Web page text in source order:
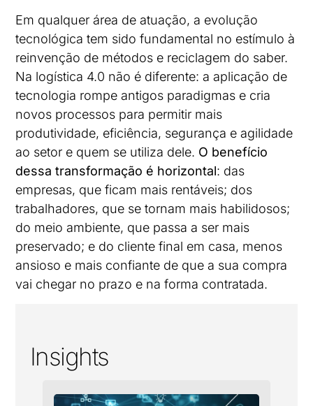
Em qualquer área de atuação, a evolução
tecnológica tem sido fundamental no estímulo à
reinvenção de métodos e reciclagem do saber.
Na logística 4.0 não é diferente: a aplicação de
tecnologia rompe antigos paradigmas e cria
novos processos para permitir mais
produtividade, eficiência, segurança e agilidade
ao setor e quem se utiliza dele. O benefício
dessa transformação é horizontal: das
empresas, que ficam mais rentáveis; dos
trabalhadores, que se tornam mais habilidosos;
do meio ambiente, que passa a ser mais
preservado; e do cliente final em casa, menos
ansioso e mais confiante de que a sua compra
vai chegar no prazo e na forma contratada.
Insights